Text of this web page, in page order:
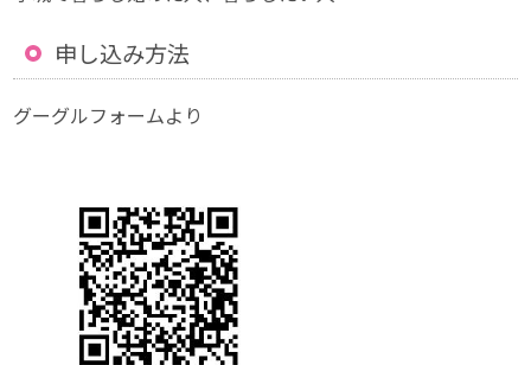
申し込み方法
グーグルフォームより